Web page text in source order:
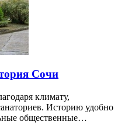
Сочи
климату,
Историю удобно
общественные…